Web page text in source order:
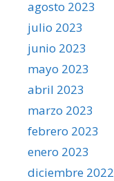
agosto 2023
julio 2023
junio 2023
mayo 2023
abril 2023
marzo 2023
febrero 2023
enero 2023
diciembre 2022